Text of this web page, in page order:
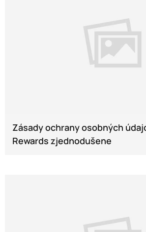
Zásady ochrany osobných
Rewards zjednodušene